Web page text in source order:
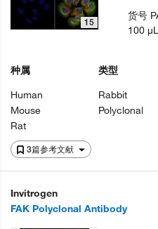
3篇参考文献
15
种属
Human
Mouse
Rat
类型
Rabbit
Polyclonal
货号
100 µL
Invitrogen
FAK Polyclonal Antibody